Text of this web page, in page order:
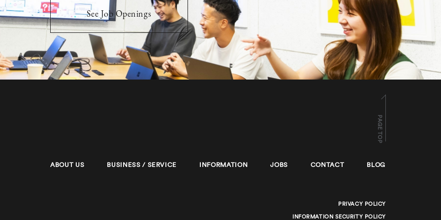
See Job Openings
PAGE TOP
ABOUT US BUSINESS / SERVICE INFORMATION JOBS CONTACT BLOG
PRIVACY POLICY
INFORMATION SECURITY POLICY